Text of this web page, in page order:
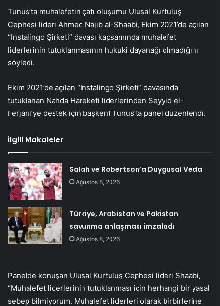
Tunus’ta muhalefetin çatı oluşumu Ulusal Kurtuluş
Cephesi lideri Ahmed Najib al-Shaabi, Ekim 2021’de açılan
“Instalingo Şirketi” davası kapsamında muhalefet
liderlerinin tutuklanmasının hukuki dayanağı olmadığını
söyledi.
Ekim 2021’de açılan “Instalingo Şirketi” davasında
tutuklanan Nahda Hareketi liderlerinden Seyyid el-
Ferjani’ye destek için başkent Tunus’ta panel düzenlendi.
İlgili Makaleler
Salah ve Robertson’a Duygusal Veda
Ağustos 8, 2026
Türkiye, Arabistan ve Pakistan
savunma anlaşması imzaladı
Ağustos 8, 2026
Panelde konuşan Ulusal Kurtuluş Cephesi lideri Shaabi,
“Muhalefet liderlerinin tutuklanması için herhangi bir yasal
sebep bilmiyorum. Muhalefet liderleri olarak birbirlerine